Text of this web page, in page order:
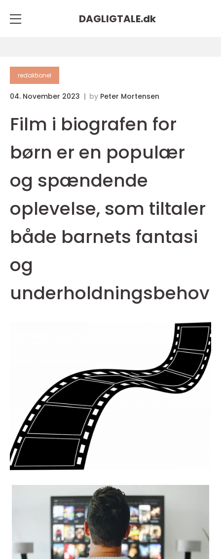
DAGLIGTALE.dk
redaktionel
04. November 2023 by Peter Mortensen
Film i biografen for
børn er en populær
og spændende
oplevelse, som tiltaler
både barnets fantasi
og
underholdningsbehov